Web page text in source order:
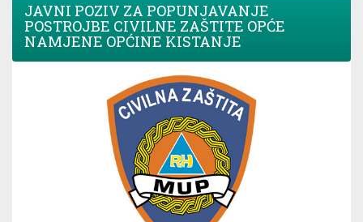
JAVNI POZIV ZA POPUNJAVANJE
POSTROJBE CIVILNE ZAŠTITE OPĆE
NAMJENE OPĆINE KISTANJE